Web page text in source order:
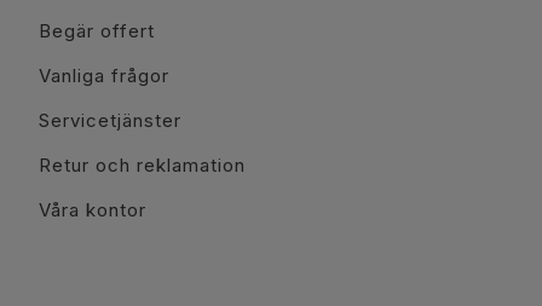
Begär offert
Vanliga frågor
Servicetjänster
Retur och reklamation
Våra kontor